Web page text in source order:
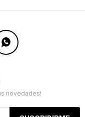

novedades!